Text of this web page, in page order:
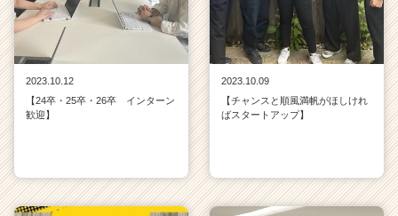
2023.10.12
【24卒・25卒・26卒 インターン
歓迎】
2023.10.09
【チャンスと順風満帆がほしけれ
ばスタートアップ】